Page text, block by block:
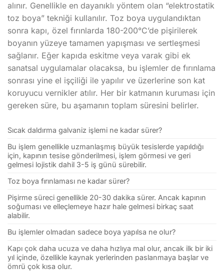
alınır. Genellikle en dayanıklı yöntem olan “elektrostatik
toz boya” tekniği kullanılır. Toz boya uygulandıktan
sonra kapı, özel fırınlarda 180-200°C’de pişirilerek
boyanın yüzeye tamamen yapışması ve sertleşmesi
sağlanır. Eğer kapıda eskitme veya varak gibi ek
sanatsal uygulamalar olacaksa, bu işlemler de fırınlama
sonrası yine el işçiliği ile yapılır ve üzerlerine son kat
koruyucu vernikler atılır. Her bir katmanın kuruması için
gereken süre, bu aşamanın toplam süresini belirler.
Sıcak daldırma galvaniz işlemi ne kadar sürer?
Bu işlem genellikle uzmanlaşmış büyük tesislerde yapıldığı
için, kapının tesise gönderilmesi, işlem görmesi ve geri
gelmesi lojistik dahil 3-5 iş günü sürebilir.
Toz boya fırınlaması ne kadar sürer?
Pişirme süreci genellikle 20-30 dakika sürer. Ancak kapının
soğuması ve elleçlemeye hazır hale gelmesi birkaç saat
alabilir.
Bu işlemler olmadan sadece boya yapılsa ne olur?
Kapı çok daha ucuza ve daha hızlıya mal olur, ancak ilk bir iki
yıl içinde, özellikle kaynak yerlerinden paslanmaya başlar ve
ömrü çok kısa olur.